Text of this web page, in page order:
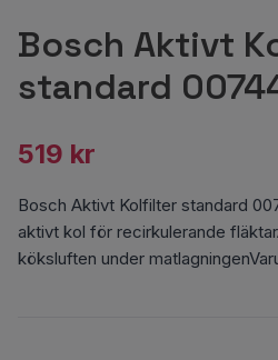
Bosch Aktivt
standard
519 kr
Bosch Aktivt Kolfilter standard
aktivt kol för recirkulerande
köksluften under